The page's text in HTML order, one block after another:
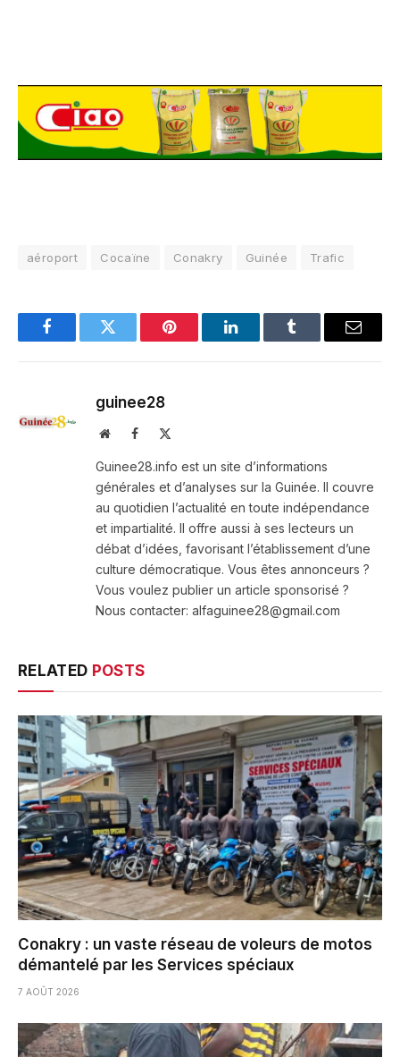
aéroport Cocaïne Conakry Guinée Trafic
FacebookTwitter Pinterest LinkedInTumblr Email
guinee28
WebsiteFacebook
Guinee28.info est un site d’informations
générales et d’analyses sur la Guinée. Il couvre
au quotidien l’actualité en toute indépendance
et impartialité. Il offre aussi à ses lecteurs un
débat d’idées, favorisant l’établissement d’une
culture démocratique. Vous êtes annonceurs ?
Vous voulez publier un article sponsorisé ?
Nous contacter: alfaguinee28@gmail.com
RELATED POSTS
Conakry : un vaste réseau de voleurs de motos
démantelé par les Services spéciaux
7 AOÛT 2026